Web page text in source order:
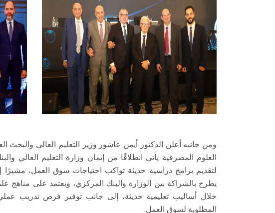
ومن جانبه أعلن الدكتور أيمن عاشور وزير التعليم العالي والبحث
العلوم المصرفية يأتي انطلاقًا من إيمان وزارة التعليم العالي
لتقديم برامج دراسية حديثة تواكب احتياجات سوق العمل، مشيرًا
يطرح بالشراكة بين الوزارة والبنك المركزي، ويعتمد على
خلال أساليب تعليمية حديثة، إلى جانب توفير فرص تدريب
المطلوبة لسوق العمل.